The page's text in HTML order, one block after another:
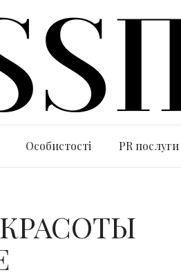
Особистості PR послуги
КРАСОТЫ